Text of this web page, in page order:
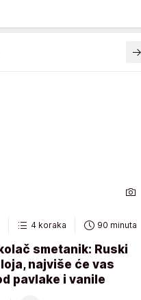
4 koraka 90 minuta
smetanik: Ruski
najviše će vas
pavlake i vanile